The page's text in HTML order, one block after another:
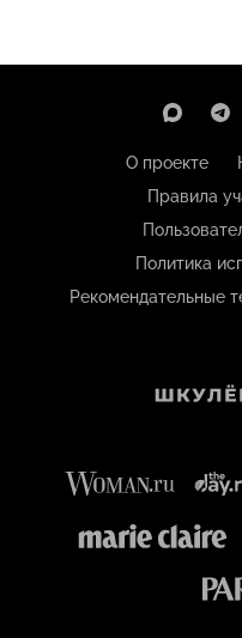
О проекте
Правила
Политика
Рекомендательные